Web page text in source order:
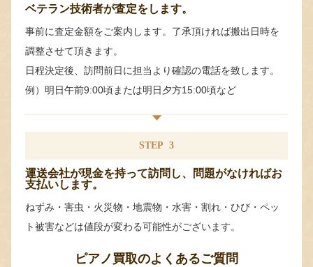
ベテラン技術者が査定をします。
事前に査定金額をご案内します。了承頂ければ搬出日時を
調整させて頂きます。
日程決定後、訪問前日に担当より確認の電話を致します。
例）明日午前9:00頃または明日夕方15:00頃など
STEP 3
運送会社が現金を持って訪問し、問題がなければお
支払いします。
ねずみ・害虫・火災物・地震物・水害・割れ・ひび・ペッ
ト被害などは値段が変わる可能性がございます。
ピアノ買取のよくあるご質問